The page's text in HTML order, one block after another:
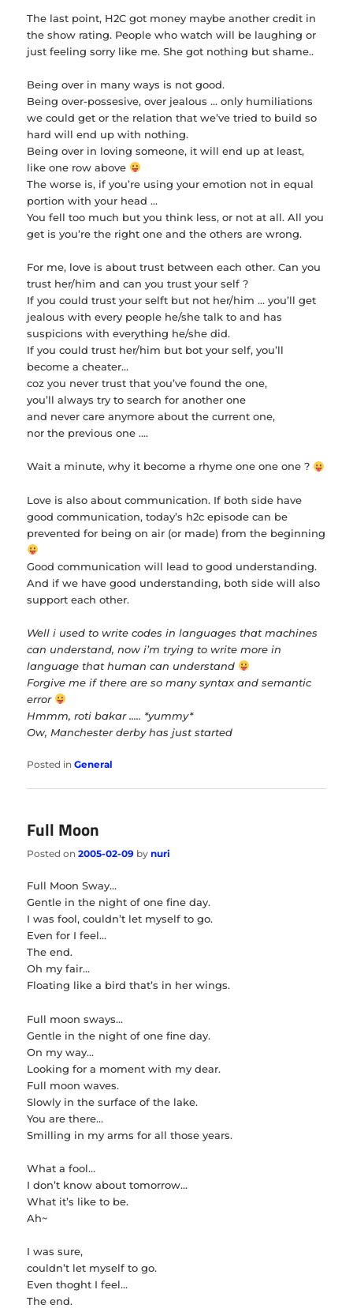
The last point, H2C got money maybe another credit in
the show rating. People who watch will be laughing or
just feeling sorry like me. She got nothing but shame..
Being over in many ways is not good.
Being over-possesive, over jealous … only humiliations
we could get or the relation that we’ve tried to build so
hard will end up with nothing.
Being over in loving someone, it will end up at least,
like one row above
The worse is, if you’re using your emotion not in equal
portion with your head …
You fell too much but you think less, or not at all. All you
get is you’re the right one and the others are wrong.
For me, love is about trust between each other. Can you
trust her/him and can you trust your self ?
If you could trust your selft but not her/him … you’ll get
jealous with every people he/she talk to and has
suspicions with everything he/she did.
If you could trust her/him but bot your self, you’ll
become a cheater…
coz you never trust that you’ve found the one,
you’ll always try to search for another one
and never care anymore about the current one,
nor the previous one ….
Wait a minute, why it become a rhyme one one one ?
Love is also about communication. If both side have
good communication, today’s h2c episode can be
prevented for being on air (or made) from the beginning
Good communication will lead to good understanding.
And if we have good understanding, both side will also
support each other.
Well i used to write codes in languages that machines
can understand, now i’m trying to write more in
language that human can understand
Forgive me if there are so many syntax and semantic
error
Hmmm, roti bakar ….. *yummy*
Ow, Manchester derby has just started
Posted in General
Full Moon
Posted on2005-02-09 bynuri
Full Moon Sway…
Gentle in the night of one fine day.
I was fool, couldn’t let myself to go.
Even for I feel…
The end.
Oh my fair…
Floating like a bird that’s in her wings.
Full moon sways…
Gentle in the night of one fine day.
On my way…
Looking for a moment with my dear.
Full moon waves.
Slowly in the surface of the lake.
You are there…
Smilling in my arms for all those years.
What a fool…
I don’t know about tomorrow…
What it’s like to be.
Ah~
I was sure,
couldn’t let myself to go.
Even thoght I feel…
The end.